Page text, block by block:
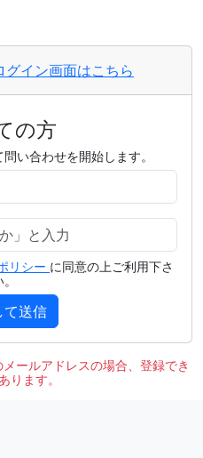
イン画面はこちら
の方
い合わせを開始します。
リシー に同意の上ご利用下さ
て送信
ールアドレスの場合、登録でき
ります。